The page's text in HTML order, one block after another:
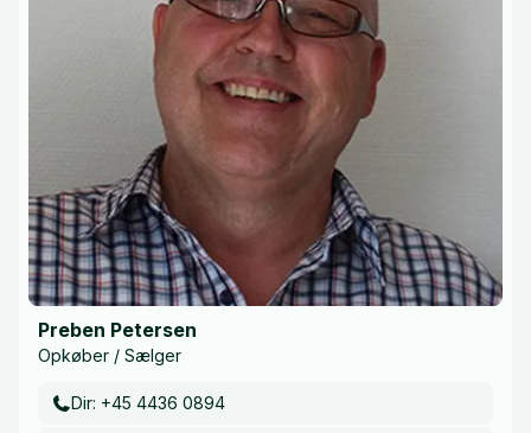
Preben Petersen
Opkøber / Sælger
Dir: +45 4436 0894